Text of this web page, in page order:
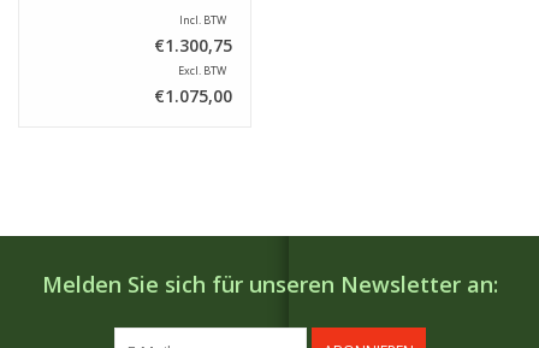
Incl. BTW
€1.300,75
Excl. BTW
€1.075,00
Melden Sie sich für unseren Newsletter an: